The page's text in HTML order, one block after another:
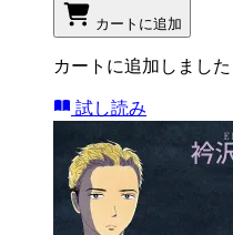
カートに追加
カートに追加しました
試し読み